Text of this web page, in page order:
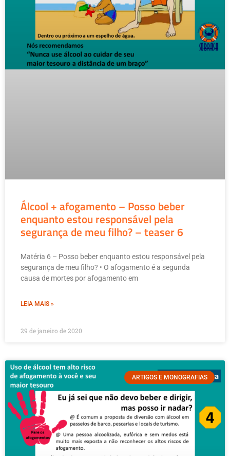
Álcool + afogamento – Posso beber
enquanto estou responsável pela
segurança de meu filho? – teaser 6
Matéria 6 – Posso beber enquanto estou responsável pela
segurança de meu filho? • O afogamento é a segunda
causa de mortes por afogamento em
LEIA MAIS »
29 de janeiro de 2020
ARTIGOS E MONOGRAFIAS